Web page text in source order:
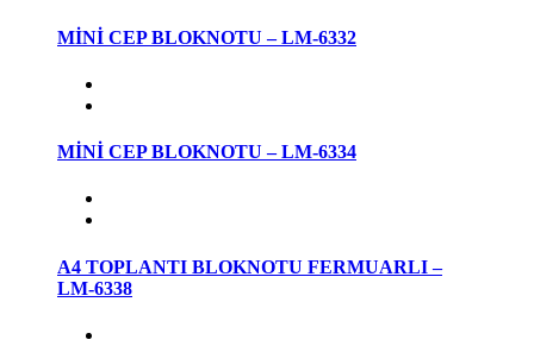
MİNİ CEP BLOKNOTU – LM-6332
MİNİ CEP BLOKNOTU – LM-6334
A4 TOPLANTI BLOKNOTU FERMUARLI –
LM-6338